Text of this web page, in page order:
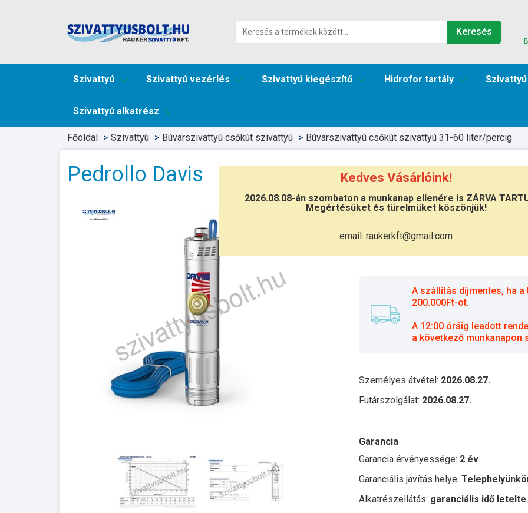
Kedves Vásárlóink!
2026.08.08-án szombaton a munkanap ellenére is ZÁRVA
Megértésüket és türelmüket köszönjük!
email: raukerkft@gmail.com
Keresés
Szivattyú Szivattyú vezérlés Szivattyú kiegészítő Hidrofor tartály
Szivattyú alkatrész
Főoldal Szivattyú Búvárszivattyú csőkút szivattyú Búvárszivattyú csőkút szivattyú 31-60 liter/percig
Pedrollo Davis
Átvétel
A szállítás díjmentes, ha
200.000Ft-ot.
A 12:00 óráig leadott
a következő munkanapon
Személyes átvétel: 2026.08.27.
Futárszolgálat: 2026.08.27.
Garancia
Garancia érvényessége: 2 év
Garanciális javítás helye:
Alkatrészellátás: garanciális idő letelte